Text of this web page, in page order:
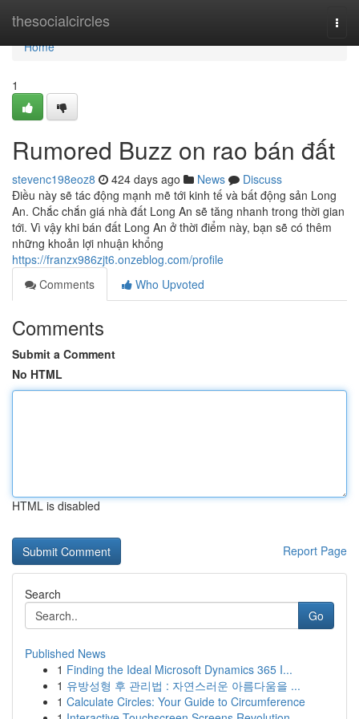
thesocialcircles
Home
Home
1
Rumored Buzz on rao bán đất
stevenc198eoz8 424 days ago News
Discuss
Điều này sẽ tác động mạnh mẽ tới kinh tế và bất động sản Long
An. Chắc chắn giá nhà đất Long An sẽ tăng nhanh trong thời gian
tới. Vì vậy khi bán đất Long An ở thời điểm này, bạn sẽ có thêm
những khoản lợi nhuận khổng
https://franzx986zjt6.onzeblog.com/profile
Comments
Who Upvoted
Comments
Submit a Comment
No HTML
HTML is disabled
Report Page
Search
Go
Published News
1 Finding the Ideal Microsoft Dynamics 365 I...
1 유방성형 후 관리법 : 자연스러운 아름다움을 ...
1 Calculate Circles: Your Guide to Circumference